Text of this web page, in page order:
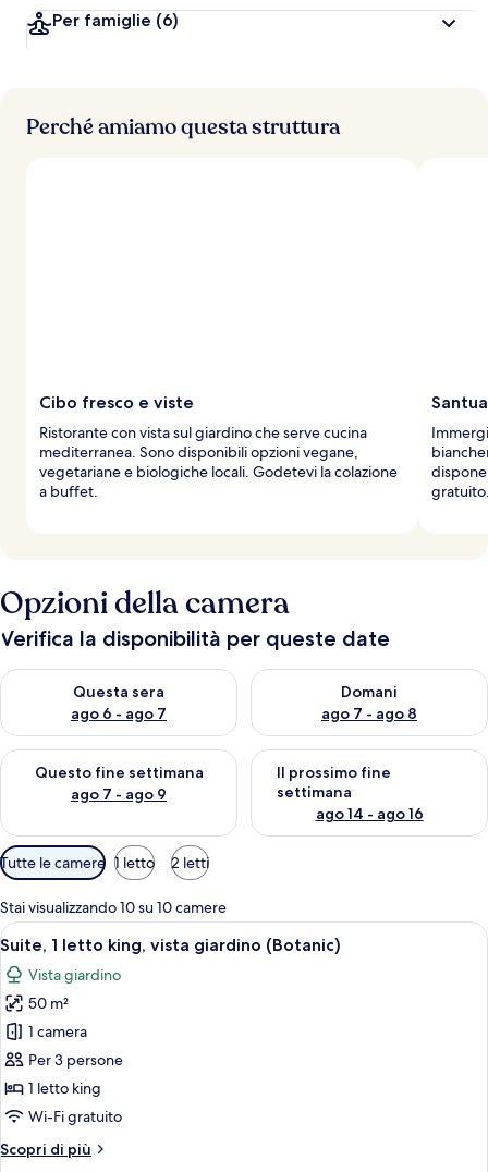
Per famiglie (6)
Perché amiamo questa struttura
Cibo fresco e viste
Ristorante con vista sul giardino che serve cucina
mediterranea. Sono disponibili opzioni vegane,
vegetariane e biologiche locali. Godetevi la colazione
a buffet.
Opzioni della camera
Verifica la disponibilità per queste date
Questa sera
ago 6 - ago 7
Verifica la disponibilità per questa sera, ago 6 - ago 7
Domani
ago 7 - ago 8
Verifica la disponibilità per
Questo fine settimana
ago 7 - ago 9
Verifica la disponibilità per questo fine settimana, ago 7 - ago
Il prossimo fine
settimana
ago 14 - ago 16
Verifica la disponibilità per il
Filtri
disponibili
per
le
camere
Tutte le camere 1 letto 2 letti
Stai visualizzando 10 su 10 camere
Apri
tutte
le
foto
per
Suite,
1
letto
vista
Una moderna camera d'albergo
24
Suite, 1 letto king, vista giardino (Botanic)
Vista giardino
50 m²
1 camera
Per 3 persone
1 letto king
Wi-Fi gratuito
Scopri di più
Altri